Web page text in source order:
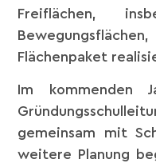
Freiflächen,
Flächenpaket
Im kommenden
gemeinsam mit
weitere Planung